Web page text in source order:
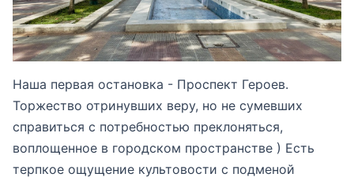
Наша первая остановка - Проспект Героев.
Торжество отринувших веру, но не сумевших
справиться с потребностью преклоняться,
воплощенное в городском пространстве ) Есть
терпкое ощущение культовости с подменой